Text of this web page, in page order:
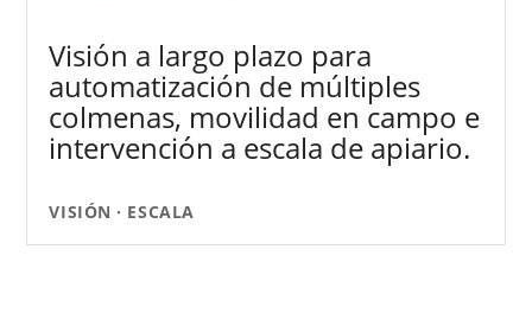
Visión a largo plazo para
automatización de múltiples
colmenas, movilidad en campo e
intervención a escala de apiario.
VISIÓN · ESCALA